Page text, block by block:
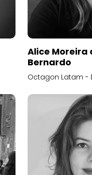
Alice
Bernardo
Octagon Latam -